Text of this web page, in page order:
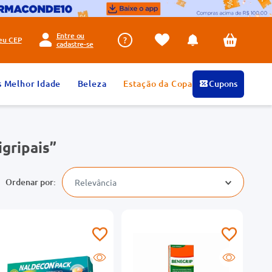
CEP
Entre ou
cadastre-se
Melhor Idade Beleza Estação da Copa Cupons
Relevância